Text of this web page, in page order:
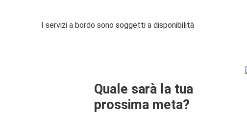
I servizi a bordo sono soggetti a disponibilità
Quale sarà la tua
prossima meta?